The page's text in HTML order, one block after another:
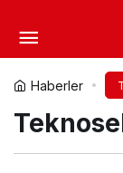
Haberler
Herkes